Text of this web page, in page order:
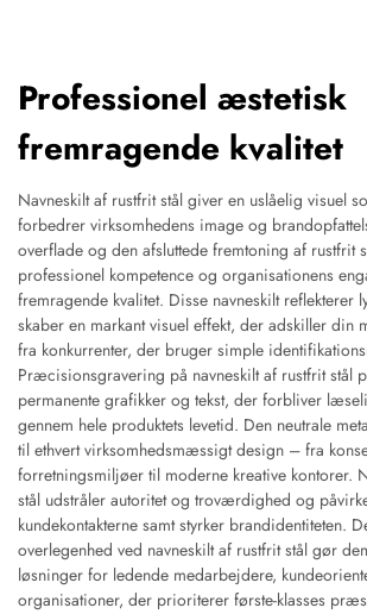
Professionel æstetisk
fremragende kvalitet
Navneskilt af rustfrit stål giver en uslåelig visuel
forbedrer virksomhedens image og
overflade og den afsluttede fremtoning af rustfrit
professionel kompetence og organisationens
fremragende kvalitet. Disse navneskilt reflekterer
skaber en markant visuel effekt, der adskiller din
fra konkurrenter, der bruger simple
Præcisionsgravering på navneskilt af rustfrit stål
permanente grafikker og tekst, der forbliver
gennem hele produktets levetid. Den neutrale
til ethvert virksomhedsmæssigt design – fra
forretningsmiljøer til moderne kreative kontorer.
stål udstråler autoritet og troværdighed og
kundekontakterne samt styrker brandidentiteten.
overlegenhed ved navneskilt af rustfrit stål gør
løsninger for ledende medarbejdere,
organisationer, der prioriterer første-klasses